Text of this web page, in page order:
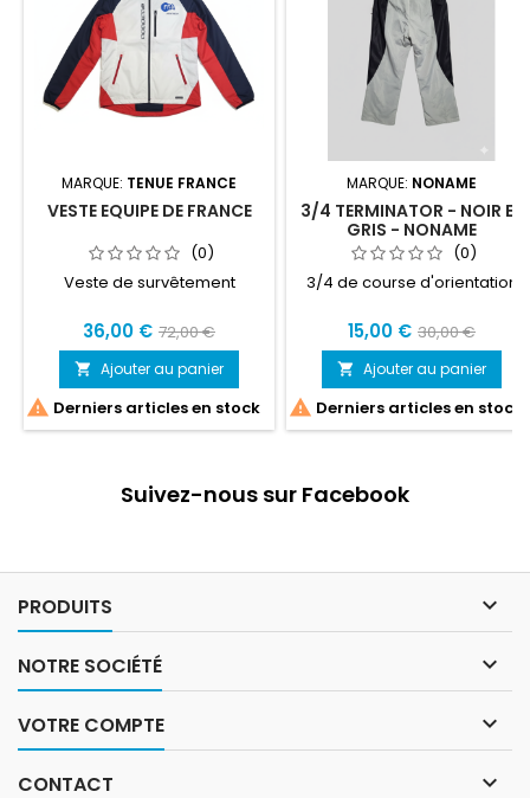
MARQUE: TENUE FRANCE
VESTE EQUIPE DE FRANCE
(0)
Veste de survêtement
36,00 € 72,00 €
 Ajouter au panier
 Derniers articles en stock
MARQUE: NONAME
3/4 TERMINATOR - NOIR ET
GRIS - NONAME
(0)
3/4 de course d'orientation
15,00 € 30,00 €
 Ajouter au panier
 Derniers articles en stock
Suivez-nous sur Facebook
PRODUITS 
NOTRE SOCIÉTÉ 
VOTRE COMPTE 
CONTACT 